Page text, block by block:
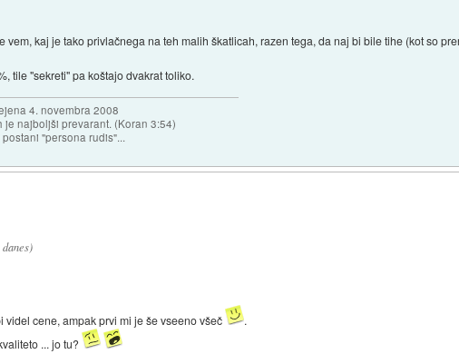
kaj je tako privlačnega na teh malih škatlicah, razen tega, da naj bi bile tihe (kot so
tile "sekreti" pa koštajo dvakrat toliko.
4. novembra 2008
najboljši prevarant. (Koran 3:54)
"persona rudis"...
cene, ampak prvi mi je še vseeno všeč
.
... jo tu?